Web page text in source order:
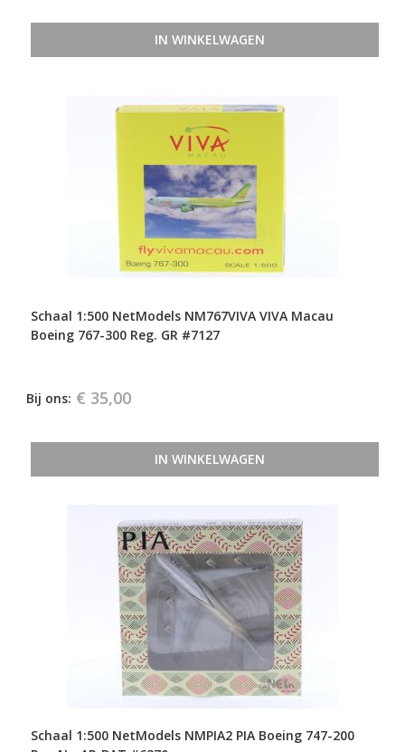
IN WINKELWAGEN
Schaal 1:500 NetModels NM767VIVA VIVA Macau
Boeing 767-300 Reg. GR #7127
Bij ons: € 35,00
IN WINKELWAGEN
Schaal 1:500 NetModels NMPIA2 PIA Boeing 747-200